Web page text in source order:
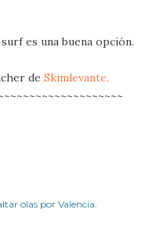
es una buena opción.
de Skimlevante.
olas por Valencia.